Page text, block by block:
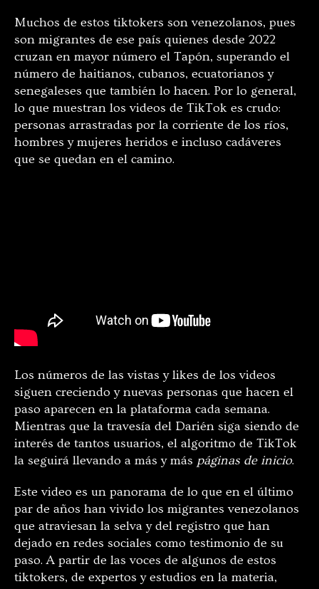
Muchos de estos tiktokers son venezolanos, pues
son migrantes de ese país quienes desde 2022
cruzan en mayor número el Tapón, superando el
número de haitianos, cubanos, ecuatorianos y
senegaleses que también lo hacen. Por lo general,
lo que muestran los videos de TikTok es crudo:
personas arrastradas por la corriente de los ríos,
hombres y mujeres heridos e incluso cadáveres
que se quedan en el camino.
Los números de las vistas y likes de los videos
siguen creciendo y nuevas personas que hacen el
paso aparecen en la plataforma cada semana.
Mientras que la travesía del Darién siga siendo de
interés de tantos usuarios, el algoritmo de TikTok
la seguirá llevando a más y más páginas de inicio.
Este video es un panorama de lo que en el último
par de años han vivido los migrantes venezolanos
que atraviesan la selva y del registro que han
dejado en redes sociales como testimonio de su
paso. A partir de las voces de algunos de estos
tiktokers, de expertos y estudios en la materia,